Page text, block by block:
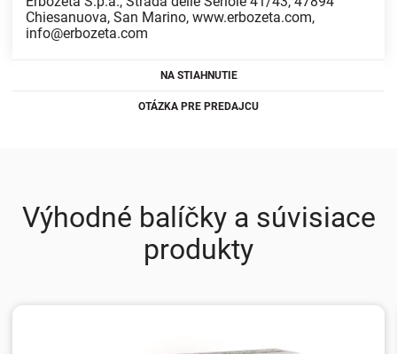
Chiesanuova, San Marino, www.erbozeta.com,
info@erbozeta.com
NA STIAHNUTIE
OTÁZKA PRE PREDAJCU
Výhodné balíčky a súvisiace
produkty